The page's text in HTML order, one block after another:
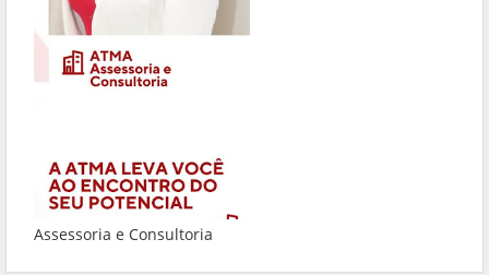
Assessoria e Consultoria